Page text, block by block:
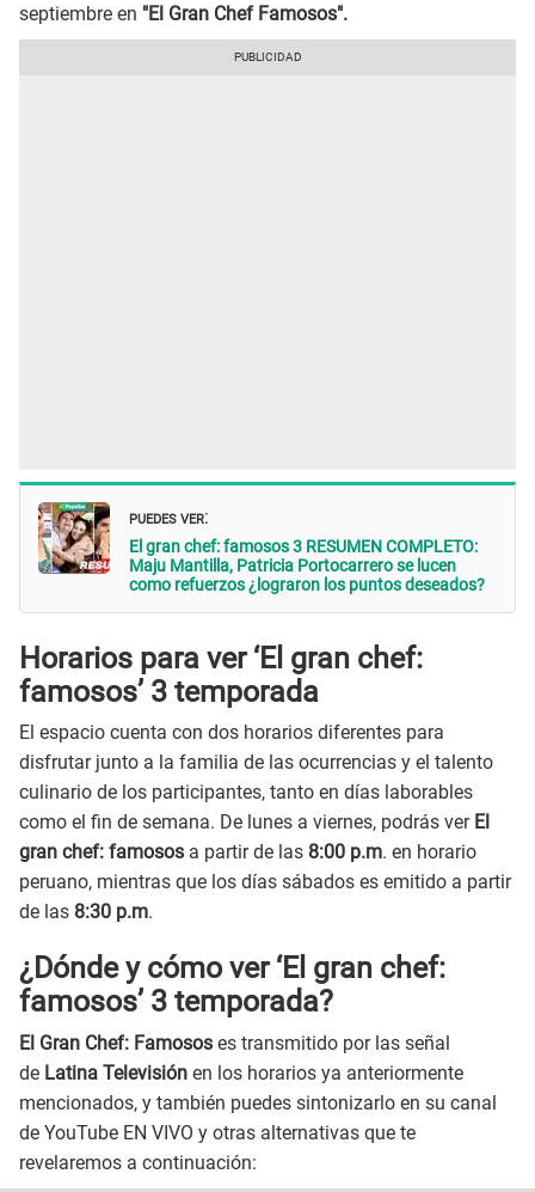
septiembre en "El Gran Chef Famosos".
PUEDES VER:
El gran chef: famosos 3 RESUMEN COMPLETO:
Maju Mantilla, Patricia Portocarrero se lucen
como refuerzos ¿lograron los puntos deseados?
Horarios para ver ‘El gran chef:
famosos’ 3 temporada
El espacio cuenta con dos horarios diferentes para
disfrutar junto a la familia de las ocurrencias y el talento
culinario de los participantes, tanto en días laborables
como el fin de semana. De lunes a viernes, podrás ver El
gran chef: famosos a partir de las 8:00 p.m. en horario
peruano, mientras que los días sábados es emitido a partir
de las 8:30 p.m.
¿Dónde y cómo ver ‘El gran chef:
famosos’ 3 temporada?
El Gran Chef: Famosos es transmitido por las señal
de Latina Televisión en los horarios ya anteriormente
mencionados, y también puedes sintonizarlo en su canal
de YouTube EN VIVO y otras alternativas que te
revelaremos a continuación: